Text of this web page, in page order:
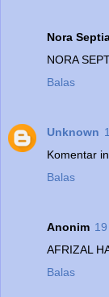
Nora
NORA
Balas
Unknown
Komentar
Balas
Anonim
AFRIZAL
Balas